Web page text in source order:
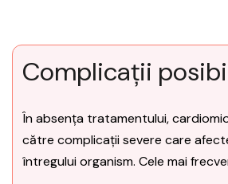
Complicații
În absența tratamentului,
către complicații severe care
întregului organism. Cele mai